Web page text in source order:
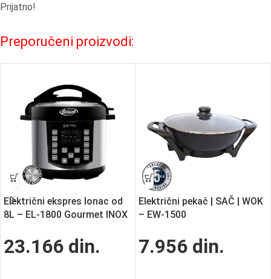
Prijatno!
Preporučeni proizvodi:
Električni ekspres lonac od
8L – EL-1800 Gourmet INOX
23.166 din.
Električni pekač | SAČ | WOK
– EW-1500
7.956 din.